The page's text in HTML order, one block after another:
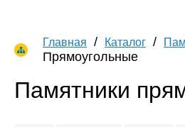
Главная Каталог
Прямоугольные
Памятники